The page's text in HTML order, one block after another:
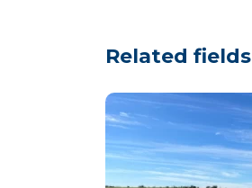
Related fields